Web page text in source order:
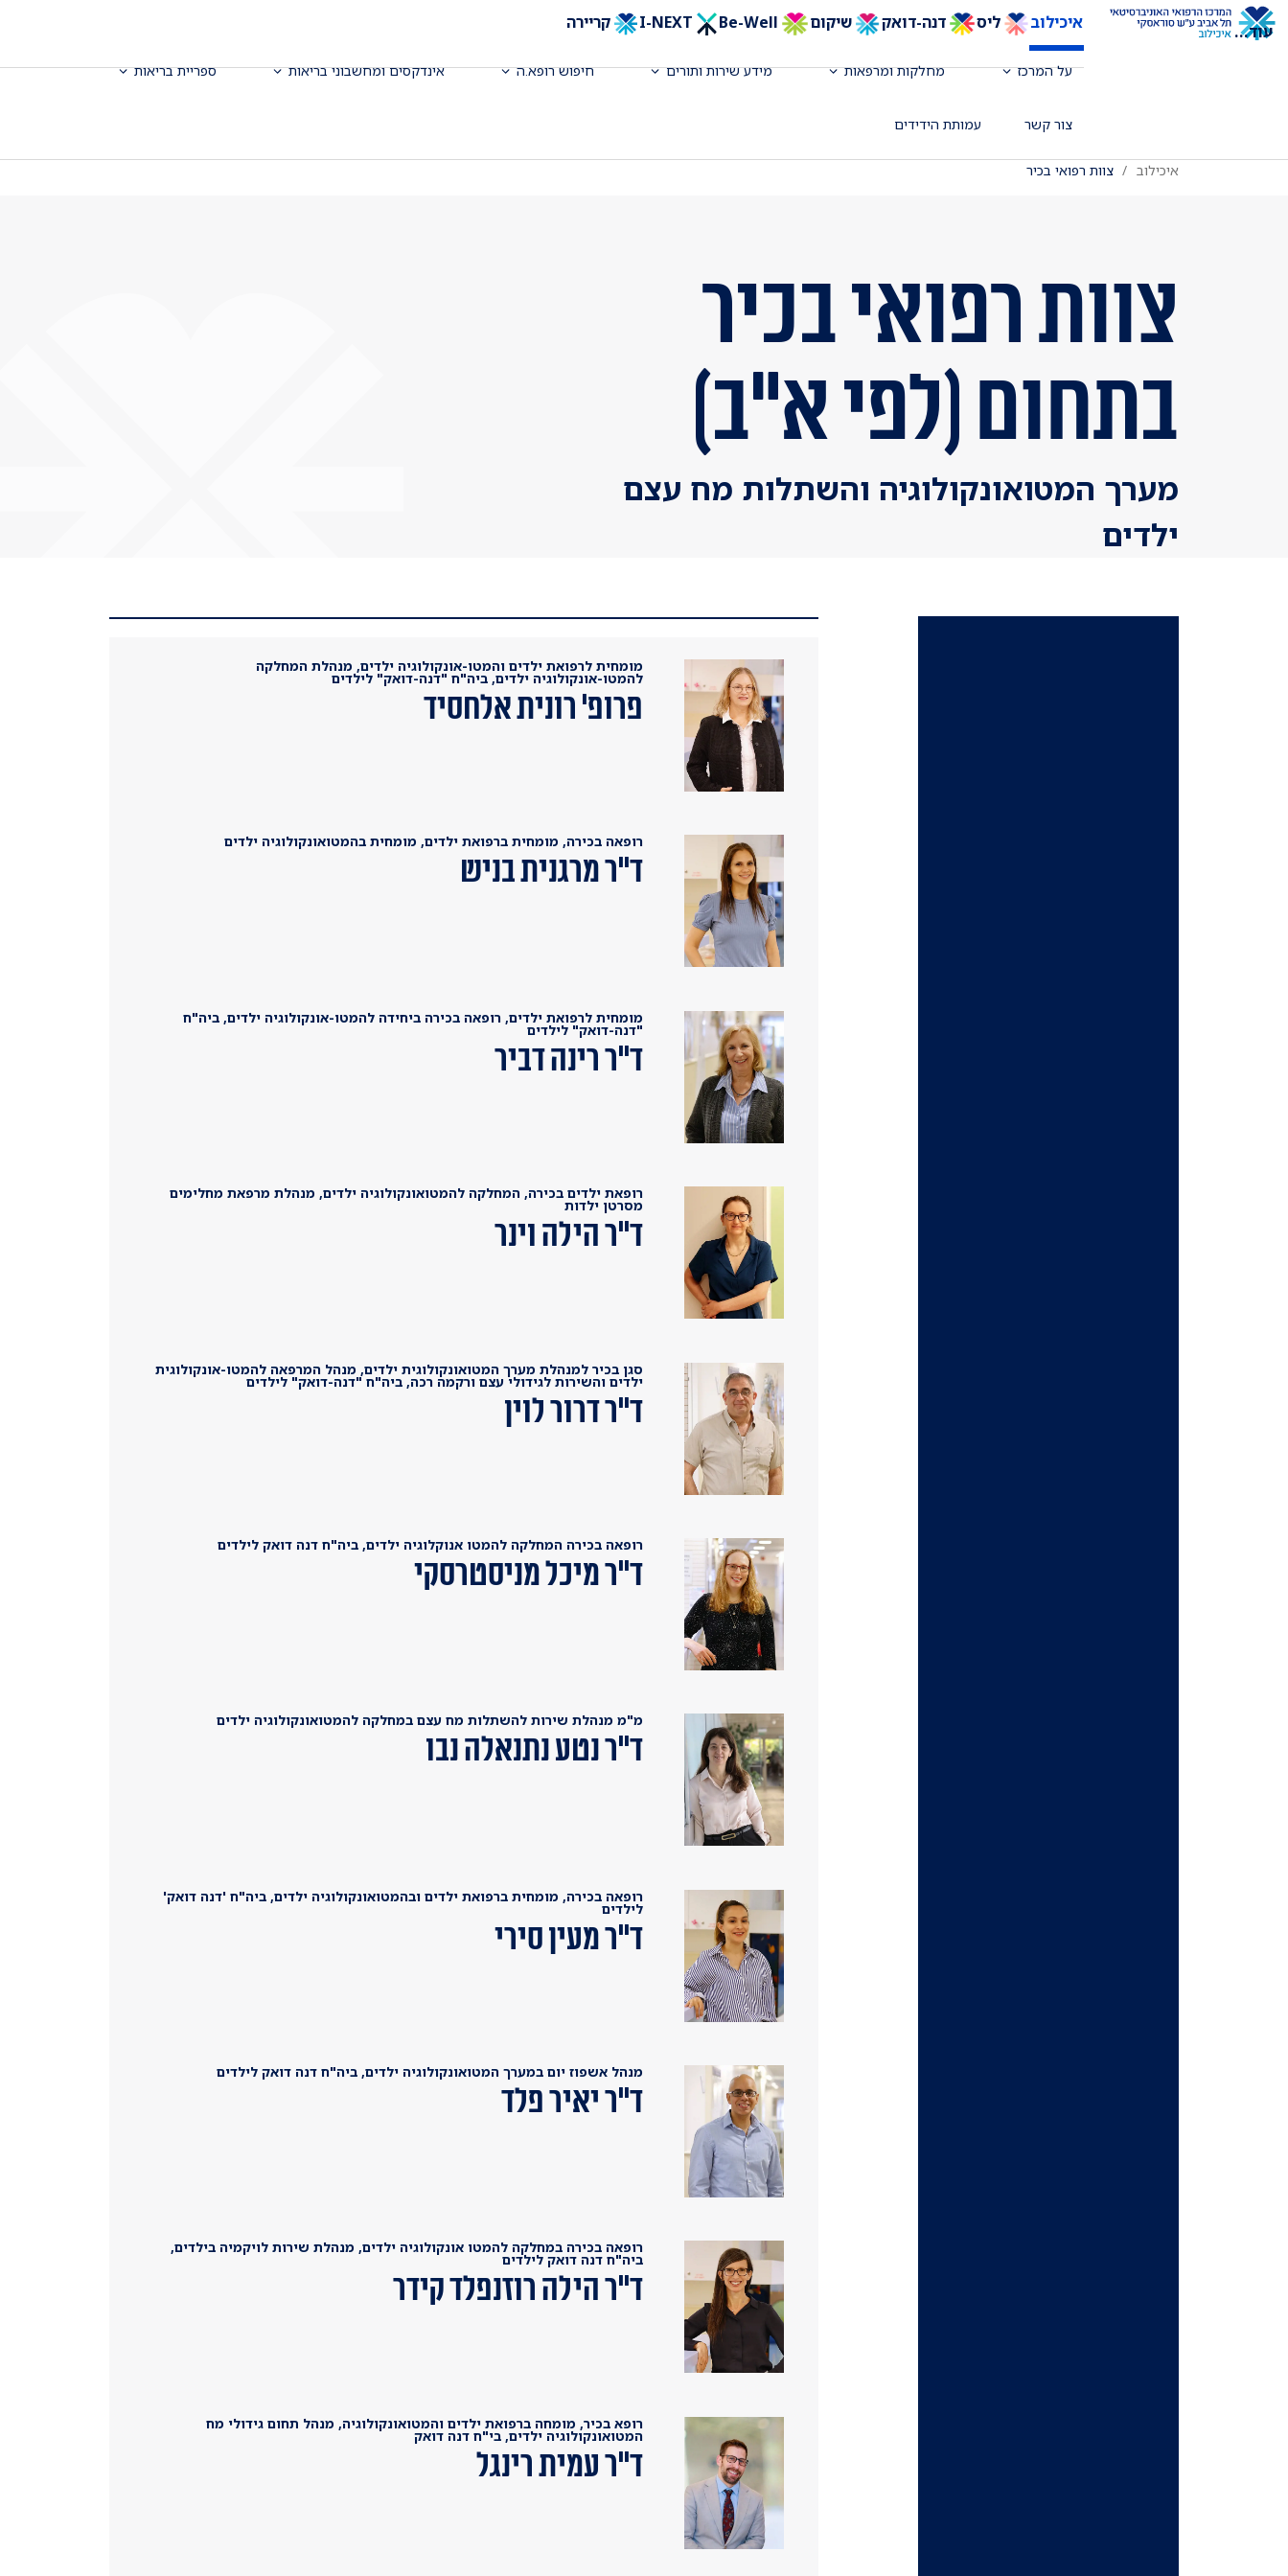
איכילוב ליס דנה-דואק שיקום Be-Well קריירה
על המרכז מחלקות ומרפאות מידע שירות ותורים חיפוש רופא.ה אינדקסים ומחשבוני בריאות ספריית בריאות
צור קשר עמותת הידידים
עוד...
איכילוב צוות רפואי בכיר
צוות רפואי בכיר
בתחום (לפי א"ב)
מערך המטואונקולוגיה והשתלות מח עצם
ילדים
מומחית לרפואת ילדים והמטו-אונקולוגיה ילדים, מנהלת המחלקה
להמטו-אונקולוגיה ילדים, ביה"ח "דנה-דואק" לילדים
פרופ' רונית אלחסיד
רופאה בכירה, מומחית ברפואת ילדים, מומחית בהמטואונקולוגיה ילדים
ד"ר מרגנית בניש
מומחית לרפואת ילדים, רופאה בכירה ביחידה להמטו-אונקולוגיה ילדים, ביה"ח
"דנה-דואק" לילדים
ד"ר רינה דביר
רופאת ילדים בכירה, המחלקה להמטואונקולוגיה ילדים, מנהלת מרפאת מחלימים
מסרטן ילדות
ד"ר הילה וינר
סגן בכיר למנהלת מערך המטואונקולוגית ילדים, מנהל המרפאה להמטו-אונקולוגית
ילדים והשירות לגידולי עצם ורקמה רכה, ביה"ח "דנה-דואק" לילדים
ד"ר דרור לוין
רופאה בכירה המחלקה להמטו אנוקלוגיה ילדים, ביה"ח דנה דואק לילדים
ד"ר מיכל מניסטרסקי
מ"מ מנהלת שירות להשתלות מח עצם במחלקה להמטואונקולוגיה ילדים
ד"ר נטע נתנאלה נבו
רופאה בכירה, מומחית ברפואת ילדים ובהמטואונקולוגיה ילדים, ביה"ח 'דנה דואק'
לילדים
ד"ר מעין סירי
מנהל אשפוז יום במערך המטואונקולוגיה ילדים, ביה"ח דנה דואק לילדים
ד"ר יאיר פלד
רופאה בכירה במחלקה להמטו אונקולוגיה ילדים, מנהלת שירות לויקמיה בילדים,
ביה"ח דנה דואק לילדים
ד"ר הילה רוזנפלד קידר
רופא בכיר, מומחה ברפואת ילדים והמטואונקולוגיה, מנהל תחום גידולי מח
המטואונקולוגיה ילדים, בי"ח דנה דואק
ד"ר עמית רינגל